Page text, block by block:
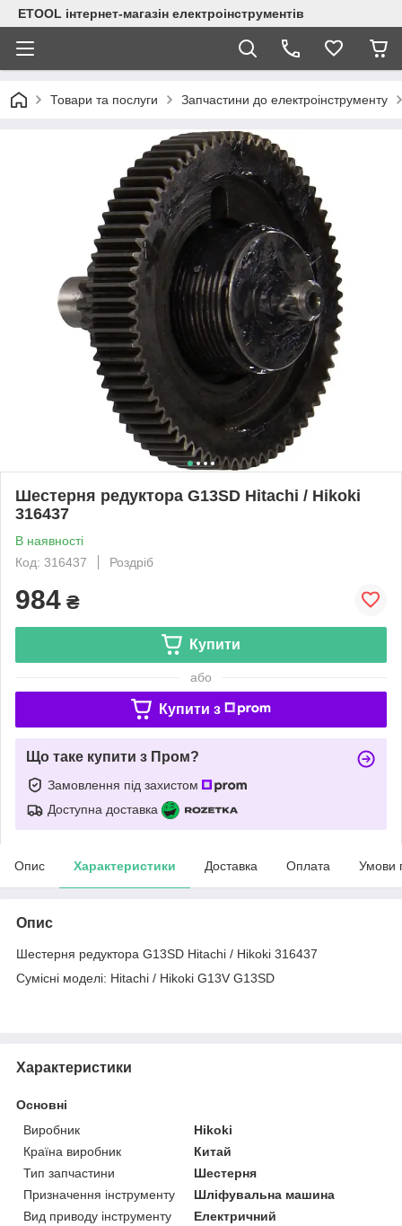
ETOOL інтернет-магазін електроінструментів
Товари та послуги Запчастини до електроінструменту
Шестерня редуктора G13SD Hitachi / Hikoki
316437
В наявності
Код: 316437
Роздріб
984 ₴
Купити
або
Купити з
Що таке купити з Пром?
Замовлення під захистом
Доступна доставка
Опис Характеристики Доставка Оплата Умови
Опис
Шестерня редуктора G13SD Hitachi / Hikoki 316437
Сумісні моделі: Hitachi / Hikoki G13V G13SD
Характеристики
Основні
Виробник
Hikoki
Країна виробник
Китай
Тип запчастини
Шестерня
Призначення інструменту
Шліфувальна машина
Вид приводу інструменту
Електричний